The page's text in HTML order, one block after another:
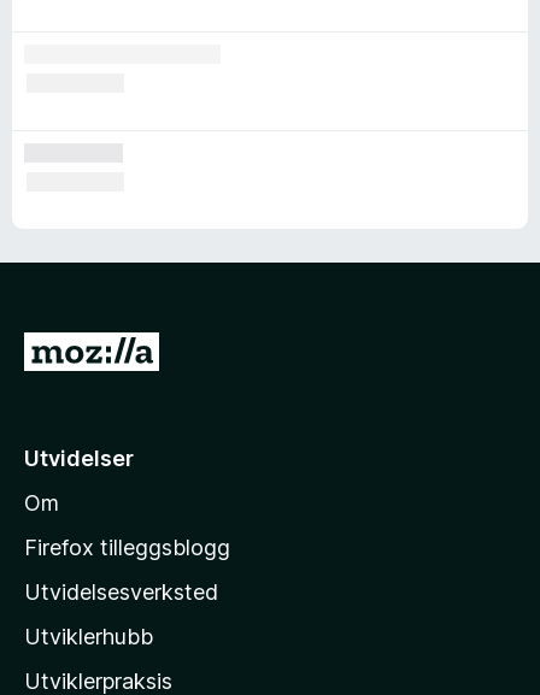
G
i
M
o
l
l
Utvidelser
Om
Firefox tilleggsblogg
Utvidelsesverksted
Utviklerhubb
Utviklerpraksis